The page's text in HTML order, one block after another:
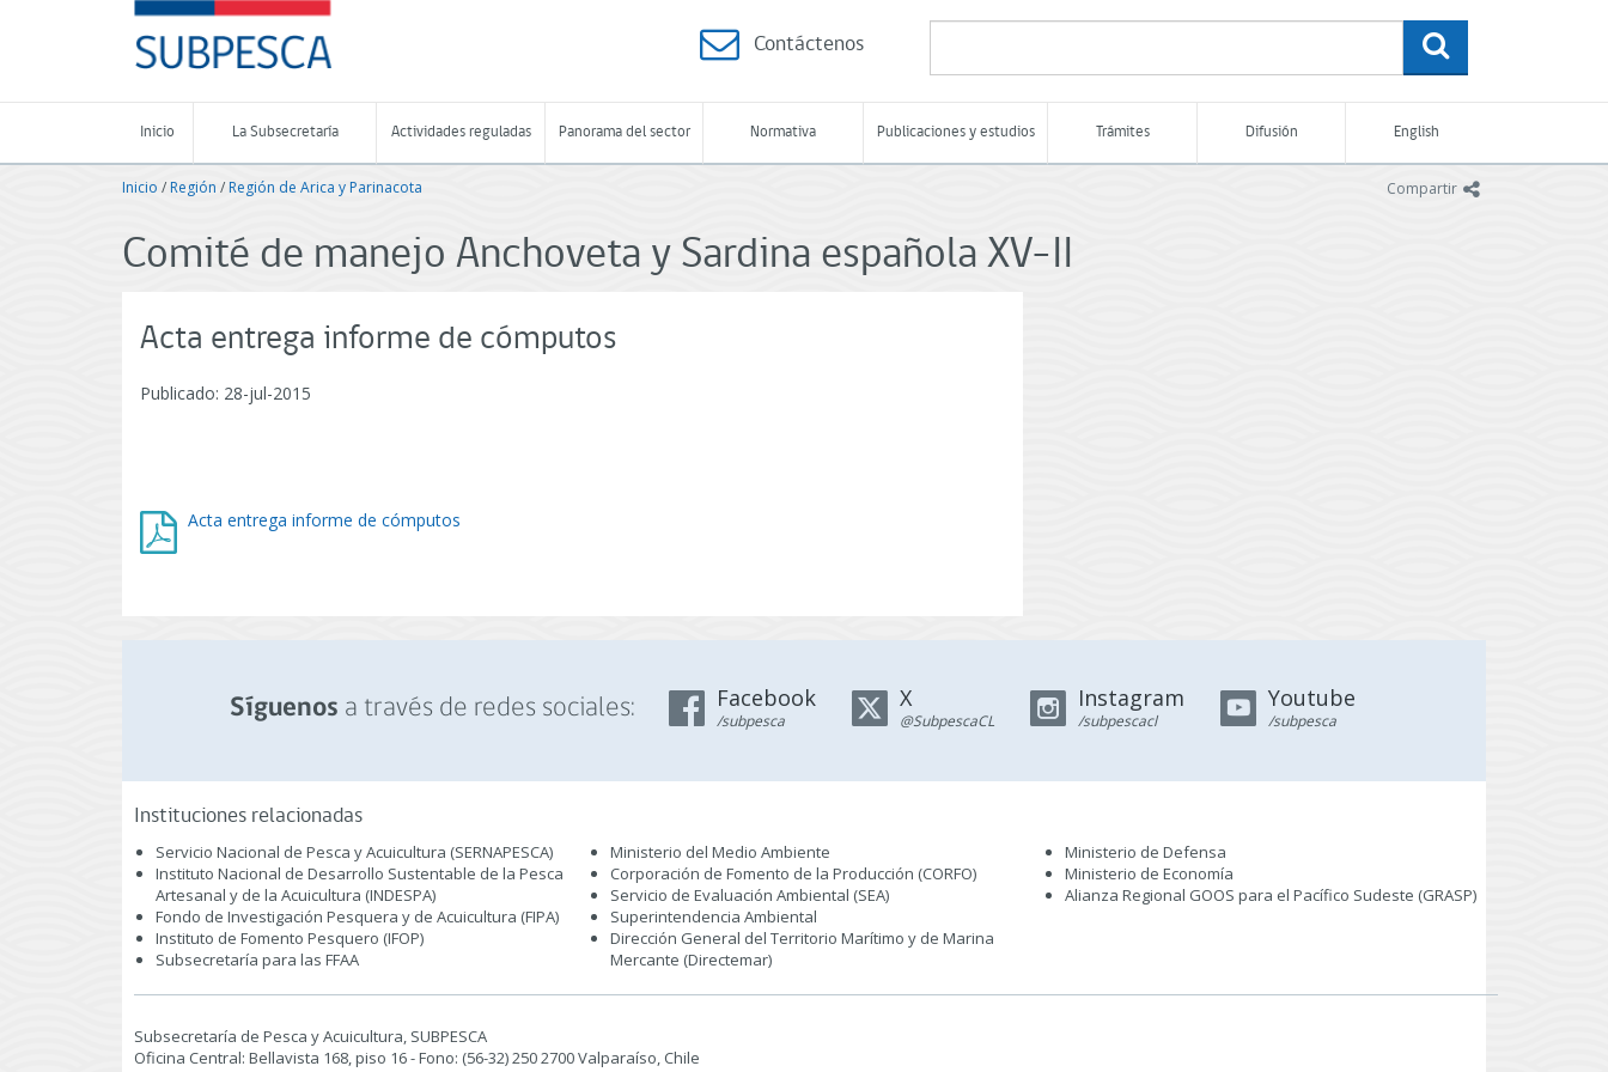
-
Subsecretaría
de
Pesca
Acuicultura
-
de
Chile
Contáctenos
Inicio La Subsecretaría Actividades reguladas Panorama del sector Normativa Publicaciones y estudios Trámites Difusión English
Inicio /Región / Región de Arica y Parinacota Compartir icono
Comité de manejo Anchoveta y Sardina española XV-II
Acta entrega informe de cómputos
Publicado: 28-jul-2015
Acta entrega informe de cómputos
Síguenos a través de redes sociales: Facebook
/subpesca
X
@SubpescaCL
Instagram
/subpescacl
Youtube
/subpesca
Instituciones relacionadas
Servicio Nacional de Pesca y Acuicultura (SERNAPESCA)
Instituto Nacional de Desarrollo Sustentable de la Pesca
Artesanal y de la Acuicultura (INDESPA)
Fondo de Investigación Pesquera y de Acuicultura (FIPA)
Instituto de Fomento Pesquero (IFOP)
Subsecretaría para las FFAA
Ministerio del Medio Ambiente
Corporación de Fomento de la Producción (CORFO)
Servicio de Evaluación Ambiental (SEA)
Superintendencia Ambiental
Dirección General del Territorio Marítimo y de Marina
Mercante (Directemar)
Ministerio de Defensa
Ministerio de Economía
Alianza Regional GOOS para el Pacífico Sudeste (GRASP)
Subsecretaría de Pesca y Acuicultura, SUBPESCA
Oficina Central: Bellavista 168, piso 16 - Fono: (56-32) 250 2700 Valparaíso, Chile